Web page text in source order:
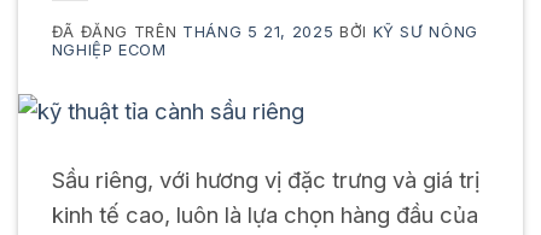
ĐÃ ĐĂNG TRÊN THÁNG 5 21, 2025 BỞI KỸ SƯ NÔNG
NGHIỆP ECOM
Sầu riêng, với hương vị đặc trưng và giá trị
kinh tế cao, luôn là lựa chọn hàng đầu của